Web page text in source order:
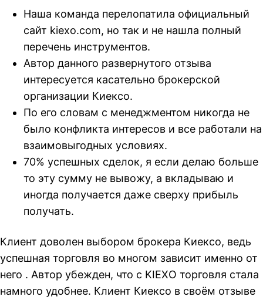
Наша команда перелопатила официальный
сайт kiexo.com, но так и не нашла полный
перечень инструментов.
Автор данного развернутого отзыва
интересуется касательно брокерской
организации Киексо.
По его словам с менеджментом никогда не
было конфликта интересов и все работали на
взаимовыгодных условиях.
70% успешных сделок, я если делаю больше
то эту сумму не вывожу, а вкладываю и
иногда получается даже сверху прибыль
получать.
Клиент доволен выбором брокера Киексо, ведь
успешная торговля во многом зависит именно от
него . Автор убежден, что с KIEXО торговля стала
намного удобнее. Клиент Киексо в своём отзыве